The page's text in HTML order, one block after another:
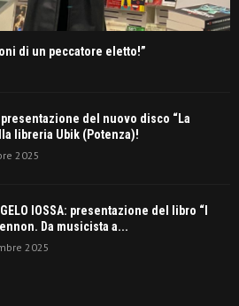
di un peccatore eletto!”
presentazione del nuovo disco “La
libreria Ubik (Potenza)!
2025
IOSSA: presentazione del libro “I
Da musicista a...
2025